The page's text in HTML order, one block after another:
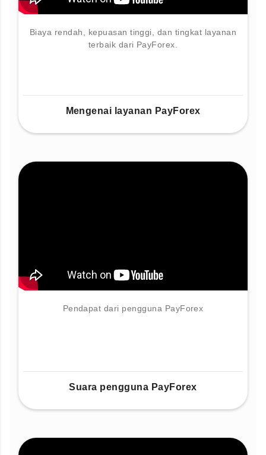
Biaya rendah, kepuasan tinggi, dan tingkat layanan
terbaik dari PayForex.
Mengenai layanan PayForex
Pendapat dari pengguna PayForex
Suara pengguna PayForex